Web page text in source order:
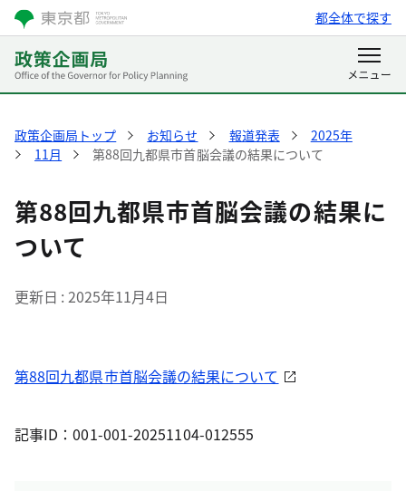
都全体で探す
政策企画局トップ お知らせ 報道発表
2025年
11月
第88回九都県市首脳会議の結果について
第88回九都県市首脳会議の結果に
ついて
更新日 2025年11月4日
第88回九都県市首脳会議の結果について
記事ID：001-001-20251104-012555